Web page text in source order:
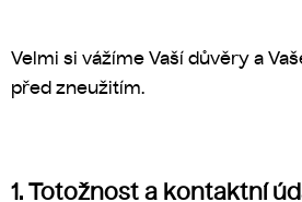
Velmi si vážíme Vaší důvěry a
před zneužitím.
1. Totožnost a kontaktní